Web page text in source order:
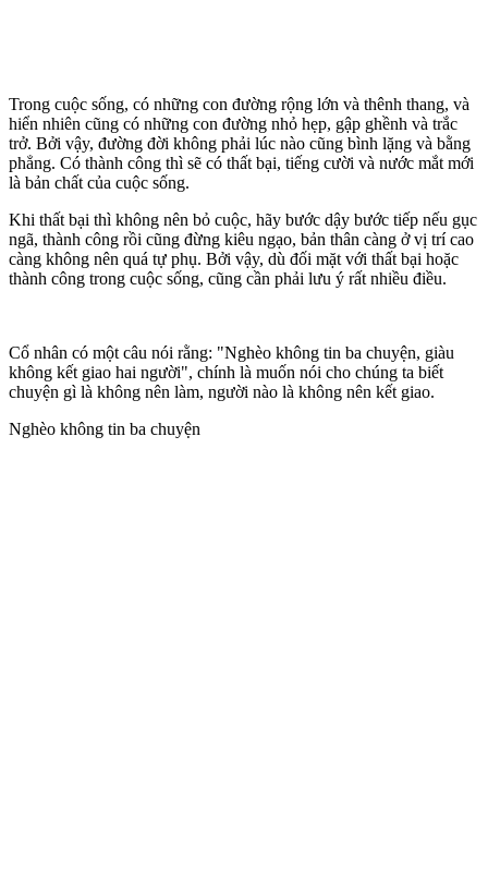
Trong cuộc sống, có những con đường rộng lớn và thênh thang, và
hiển nhiên cũng có những con đường nhỏ hẹp, gập ghềnh và trắc
trở. Bởi vậy, đường đời không phải lúc nào cũng bình lặng và bằng
phẳng. Có thành công thì sẽ có thất bại, tiếng cười và nước mắt mới
là bản chất của cuộc sống.
Khi thất bại thì không nên bỏ cuộc, hãy bước dậy bước tiếp nếu gục
ngã, thành công rồi cũng đừng kiêu ngạo, bản thân càng ở vị trí cao
càng không nên quá tự phụ. Bởi vậy, dù đối mặt với thất bại hoặc
thành công trong cuộc sống, cũng cần phải lưu ý rất nhiều điều.
Cổ nhân có một câu nói rằng: "Nghèo không tin ba chuyện, giàu
không kết giao hai người", chính là muốn nói cho chúng ta biết
chuyện gì là không nên làm, người nào là không nên kết giao.
Nghèo không tin ba chuyện